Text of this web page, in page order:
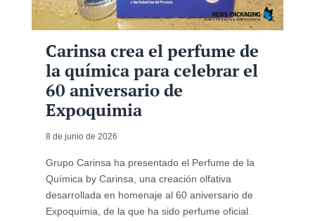
Carinsa crea el perfume de
la química para celebrar el
60 aniversario de
Expoquimia
8 de junio de 2026
Grupo Carinsa ha presentado el Perfume de la
Química by Carinsa, una creación olfativa
desarrollada en homenaje al 60 aniversario de
Expoquimia, de la que ha sido perfume oficial.